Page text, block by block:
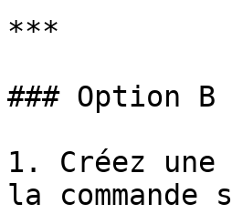
***
### Option
1. Créez
la